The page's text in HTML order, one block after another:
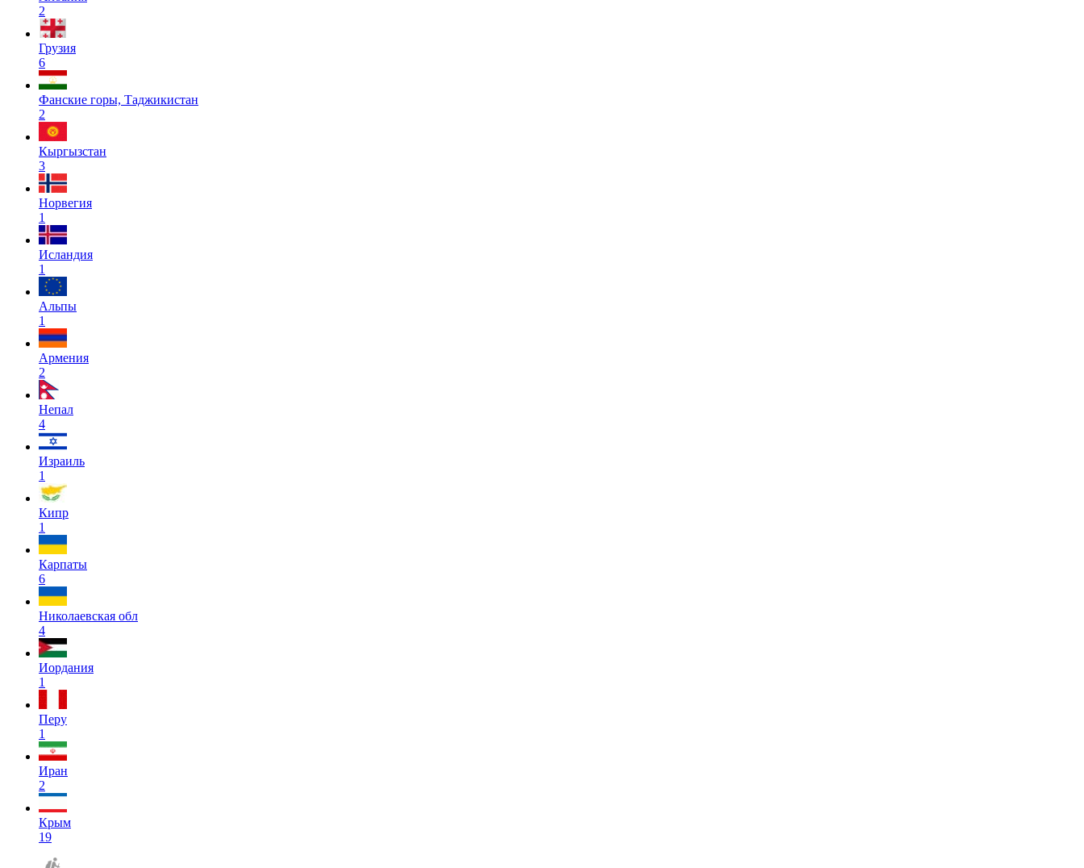
2
Грузия
6
Фанские горы, Таджикистан
2
Кыргызстан
3
Норвегия
1
Исландия
1
Альпы
1
Армения
2
Непал
4
Израиль
1
Кипр
1
Карпаты
6
Николаевская обл
4
Иордания
1
Перу
1
Иран
2
Крым
19